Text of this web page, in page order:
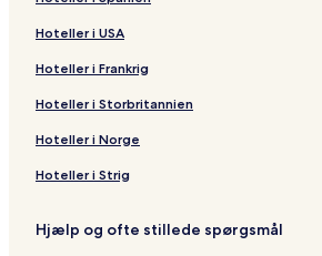
Hoteller i USA
Hoteller i Frankrig
Hoteller i Storbritannien
Hoteller i Norge
Hoteller i Strig
Hjælp og ofte stillede spørgsmål